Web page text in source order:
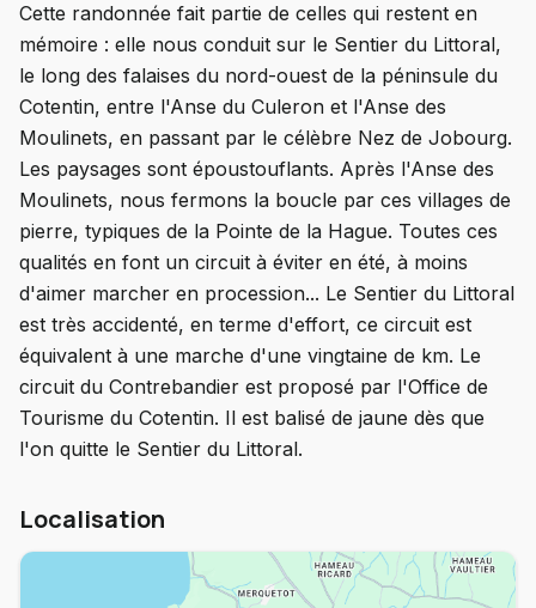
Cette randonnée fait partie de celles qui restent en
mémoire : elle nous conduit sur le Sentier du Littoral,
le long des falaises du nord-ouest de la péninsule du
Cotentin, entre l'Anse du Culeron et l'Anse des
Moulinets, en passant par le célèbre Nez de Jobourg.
Les paysages sont époustouflants. Après l'Anse des
Moulinets, nous fermons la boucle par ces villages de
pierre, typiques de la Pointe de la Hague. Toutes ces
qualités en font un circuit à éviter en été, à moins
d'aimer marcher en procession... Le Sentier du Littoral
est très accidenté, en terme d'effort, ce circuit est
équivalent à une marche d'une vingtaine de km. Le
circuit du Contrebandier est proposé par l'Office de
Tourisme du Cotentin. Il est balisé de jaune dès que
l'on quitte le Sentier du Littoral.
Localisation